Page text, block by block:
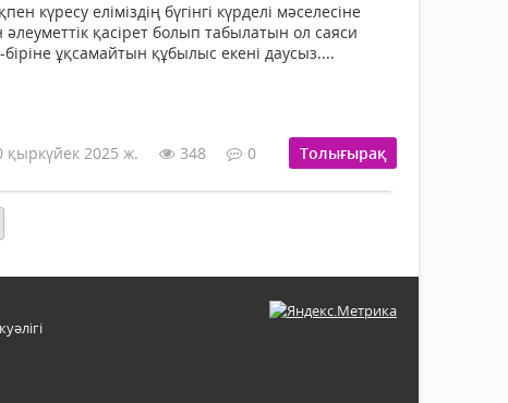
күресу еліміздің бүгінгі күрделі мәселесіне
қасірет болып табылатын ол саяси
ұқсамайтын құбылыс екені даусыз....
қыркүйек 2025 ж. 348 0 Толығырақ